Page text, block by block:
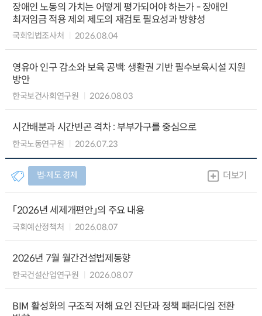
장애인 노동의 가치는 어떻게 평가되어야 하는가 - 장애인
최저임금 적용 제외 제도의 재검토 필요성과 방향성
국회입법조사처 2026.08.04
영유아 인구 감소와 보육 공백: 생활권 기반 필수보육시설 지원
방안
한국보건사회연구원 2026.08.03
시간배분과 시간빈곤 격차 : 부부가구를 중심으로
한국노동연구원 2026.07.23
법∙제도 경제 더보기
「2026년 세제개편안」의 주요 내용
국회예산정책처 2026.08.07
2026년 7월 월간건설법제동향
한국건설산업연구원 2026.08.07
BIM 활성화의 구조적 저해 요인 진단과 정책 패러다임 전환